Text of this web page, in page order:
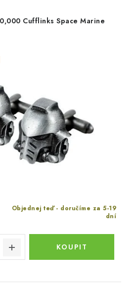
Cufflinks Space Marine
Objednej teď - doručíme za 5-19
dní